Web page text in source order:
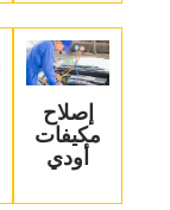
‏إصلاح
مكيفات
أودي‏